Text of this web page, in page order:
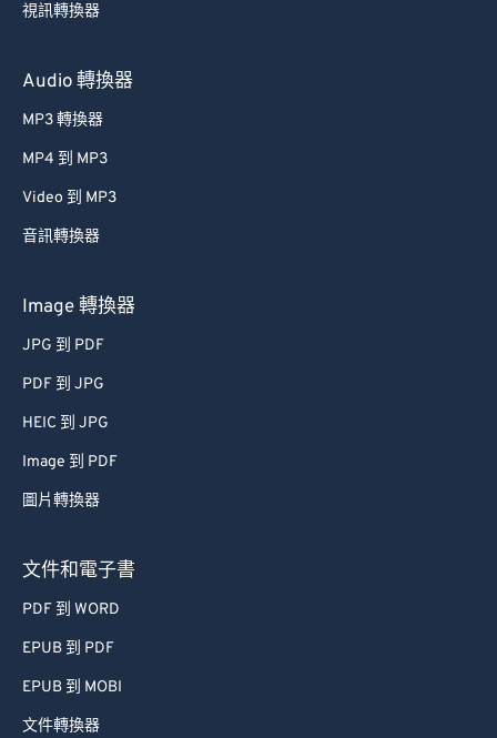
視訊轉換器
Audio 轉換器
MP3 轉換器
MP4 到 MP3
Video 到 MP3
音訊轉換器
Image 轉換器
JPG 到 PDF
PDF 到 JPG
HEIC 到 JPG
Image 到 PDF
圖片轉換器
文件和電子書
PDF 到 WORD
EPUB 到 PDF
EPUB 到 MOBI
文件轉換器